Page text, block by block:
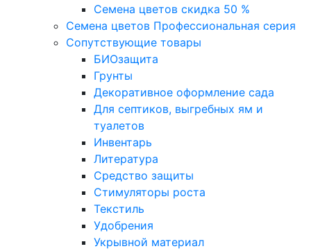
Семена цветов скидка 50 %
Семена цветов Профессиональная серия
Сопутствующие товары
БИОзащита
Грунты
Декоративное оформление сада
Для септиков, выгребных ям и
туалетов
Инвентарь
Литература
Средство защиты
Стимуляторы роста
Текстиль
Удобрения
Укрывной материал